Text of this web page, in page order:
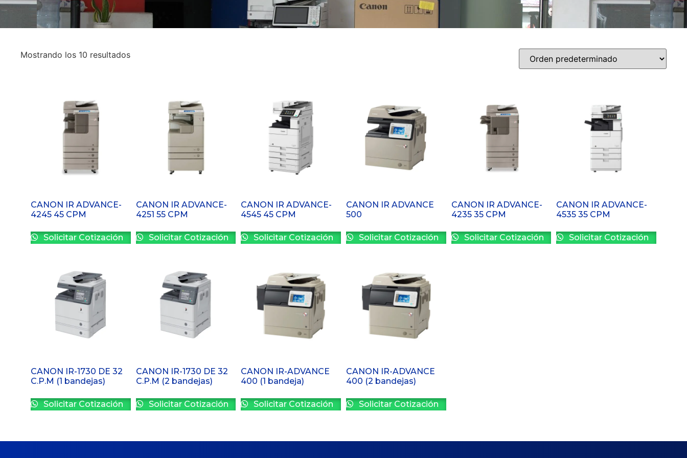
Mostrando los 10 resultados
CANON IR ADVANCE-
4245 45 CPM
Solicitar Cotización
CANON IR ADVANCE-
4251 55 CPM
Solicitar Cotización
CANON IR ADVANCE-
4545 45 CPM
Solicitar Cotización
CANON IR ADVANCE
500
Solicitar Cotización
CANON IR ADVANCE-
4235 35 CPM
Solicitar Cotización
CANON IR ADVANCE-
4535 35 CPM
Solicitar Cotización
CANON IR-1730 DE 32
C.P.M (1 bandejas)
Solicitar Cotización
CANON IR-1730 DE 32
C.P.M (2 bandejas)
Solicitar Cotización
CANON IR-ADVANCE
400 (1 bandeja)
Solicitar Cotización
CANON IR-ADVANCE
400 (2 bandejas)
Solicitar Cotización